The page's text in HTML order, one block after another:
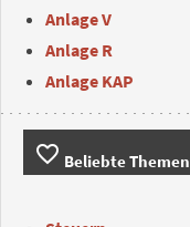
Anlage V
Anlage R
Anlage KAP
favorite_border Beliebte Themen